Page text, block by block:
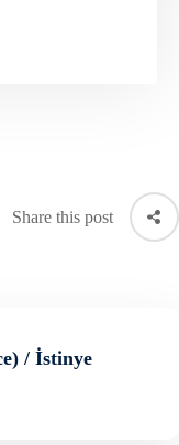
Share this post
/ İstinye